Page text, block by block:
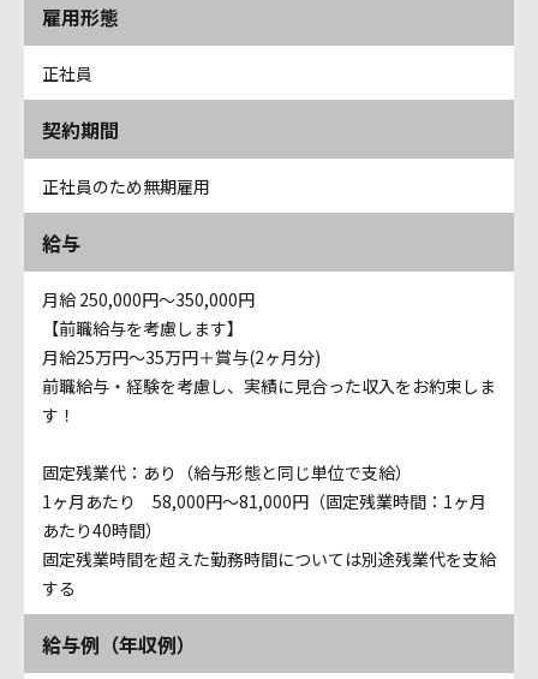
雇用形態
正社員
契約期間
正社員のため無期雇用
給与
月給 250,000円〜350,000円
【前職給与を考慮します】
月給25万円〜35万円＋賞与(2ヶ月分)
前職給与・経験を考慮し、実績に見合った収入をお約束しま
す！
固定残業代：あり（給与形態と同じ単位で支給）
1ヶ月あたり 58,000円〜81,000円（固定残業時間：1ヶ月
あたり40時間）
固定残業時間を超えた勤務時間については別途残業代を支給
する
給与例（年収例）